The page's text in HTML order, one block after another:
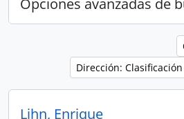
Opciones avanzadas de
Dirección:
Lihn, Enrique